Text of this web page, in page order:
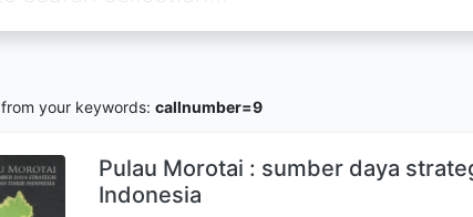
from your keywords: callnumber=9
Pulau Morotai : sumber daya
Indonesia